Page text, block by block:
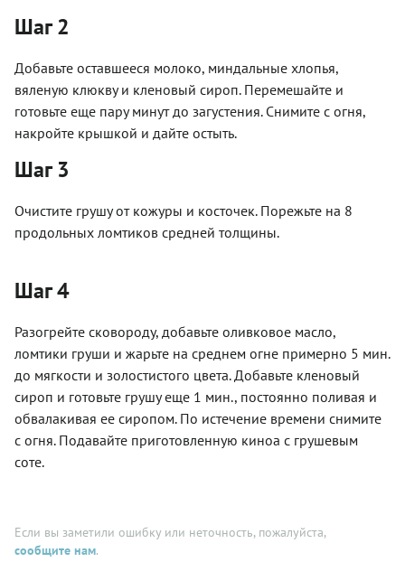
Шаг 2
Добавьте оставшееся молоко, миндальные хлопья,
вяленую клюкву и кленовый сироп. Перемешайте и
готовьте еще пару минут до загустения. Снимите с огня,
накройте крышкой и дайте остыть.
Шаг 3
Очистите грушу от кожуры и косточек. Порежьте на 8
продольных ломтиков средней толщины.
Шаг 4
Разогрейте сковороду, добавьте оливковое масло,
ломтики груши и жарьте на среднем огне примерно 5 мин.
до мягкости и золостистого цвета. Добавьте кленовый
сироп и готовьте грушу еще 1 мин., постоянно поливая и
обвалакивая ее сиропом. По истечение времени снимите
с огня. Подавайте приготовленную киноа с грушевым
соте.
Если вы заметили ошибку или неточность, пожалуйста,
сообщите нам.